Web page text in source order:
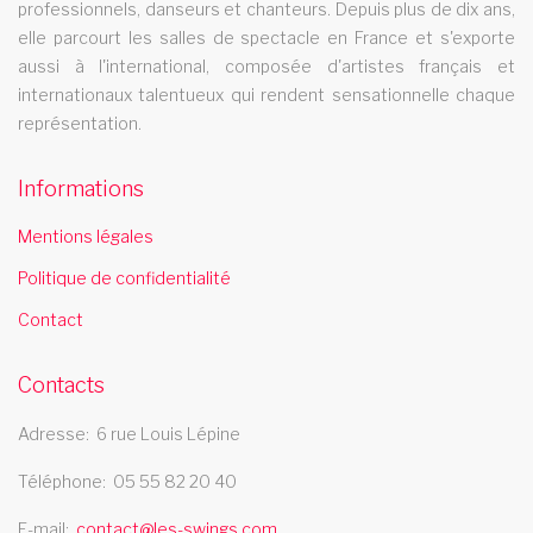
Le cabaret Les Swings se deplace dans la ville de talence
professionnels, danseurs et chanteurs. Depuis plus de dix ans,
elle parcourt les salles de spectacle en France et s'exporte
aussi à l'international, composée d'artistes français et
internationaux talentueux qui rendent sensationnelle chaque
représentation.
Informations
Mentions légales
Politique de confidentialité
Contact
Contacts
Adresse 6 rue Louis Lépine
Téléphone 05 55 82 20 40